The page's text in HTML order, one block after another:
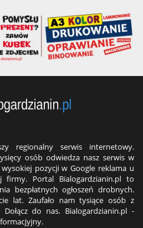
regionalny serwis internetowy.
osób odwiedza nasz serwis w
pozycji w Google reklama u
firmy. Portal Bialogardzianin.pl to
bezpłatnych ogłoszeń drobnych.
lat. Zaufało nam tysiące osób z
do nas. Bialogardzianin.pl -